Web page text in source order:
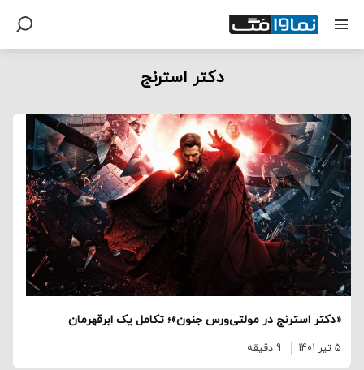
دکتر استرنج
«دکتر استرنج در مولتی‌ورس جنون»؛ تکامل یک ابرقهرمان
5 تیر 1401 9 دقیقه